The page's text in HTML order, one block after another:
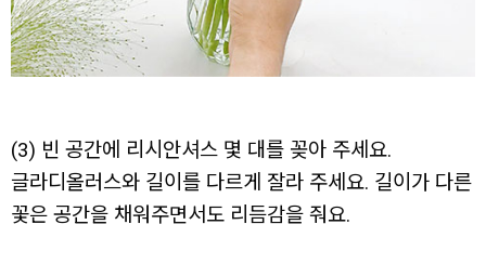
(3) 빈 공간에 리시안셔스 몇 대를 꽂아 주세요.
글라디올러스와 길이를 다르게 잘라 주세요. 길이가 다른
꽃은 공간을 채워주면서도 리듬감을 줘요.